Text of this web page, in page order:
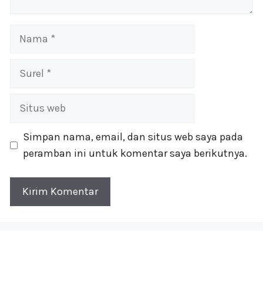
Nama
Surel
Situs
Simpan nama, email, dan situs web saya pada
peramban ini untuk komentar saya berikutnya.